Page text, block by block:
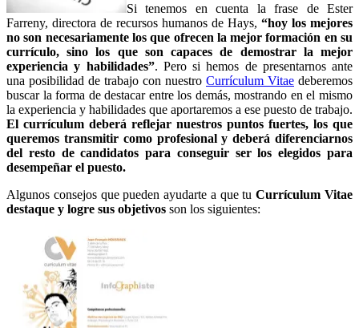
Si tenemos en cuenta la frase de Ester
Farreny, directora de recursos humanos de Hays, “hoy los mejores
no son necesariamente los que ofrecen la mejor formación en su
currículo, sino los que son capaces de demostrar la mejor
experiencia y habilidades”. Pero si hemos de presentarnos ante
una posibilidad de trabajo con nuestro Currículum Vitae deberemos
buscar la forma de destacar entre los demás, mostrando en el mismo
la experiencia y habilidades que aportaremos a ese puesto de trabajo.
El currículum deberá reflejar nuestros puntos fuertes, los que
queremos transmitir como profesional y deberá diferenciarnos
del resto de candidatos para conseguir ser los elegidos para
desempeñar el puesto.
Algunos consejos que pueden ayudarte a que tuCurrículum Vitae
destaque y logre sus objetivos son los siguientes: